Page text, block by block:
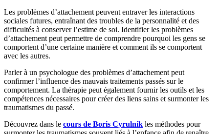
Les problèmes d’attachement peuvent entraver les interactions
sociales futures, entraînant des troubles de la personnalité et des
difficultés à conserver l’estime de soi. Identifier les problèmes
d’attachement peut permettre de comprendre pourquoi les gens se
comportent d’une certaine manière et comment ils se comportent
avec les autres.
Parler à un psychologue des problèmes d’attachement peut
confirmer l’influence des mauvais traitements passés sur le
comportement. La thérapie peut également fournir les outils et les
compétences nécessaires pour créer des liens sains et surmonter les
traumatismes du passé.
Découvrez dans le cours de Boris Cyrulnik les méthodes pour